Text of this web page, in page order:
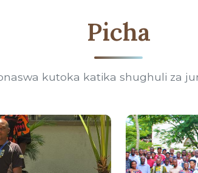
Picha
kutoka katika shughuli za